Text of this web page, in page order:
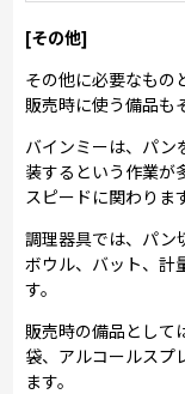
[その他]
その他に必要なもの
販売時に使う備品も
バインミーは、パン
装するという作業が
スピードに関わりま
調理器具では、パン
ボウル、バット、計
す。
販売時の備品として
袋、アルコールスプ
ます。